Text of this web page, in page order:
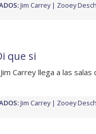
Jim Carrey Zooey
que si
Carrey llega a las salas
Jim Carrey Zooey